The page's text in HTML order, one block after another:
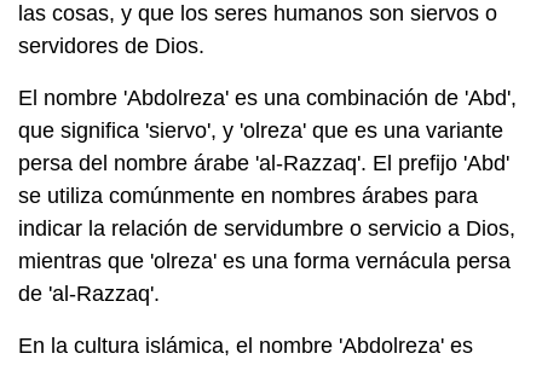
las cosas, y que los seres humanos son siervos o
servidores de Dios.
El nombre 'Abdolreza' es una combinación de 'Abd',
que significa 'siervo', y 'olreza' que es una variante
persa del nombre árabe 'al-Razzaq'. El prefijo 'Abd'
se utiliza comúnmente en nombres árabes para
indicar la relación de servidumbre o servicio a Dios,
mientras que 'olreza' es una forma vernácula persa
de 'al-Razzaq'.
En la cultura islámica, el nombre 'Abdolreza' es